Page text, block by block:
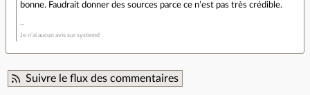
bonne. Faudrait donner des sources parce ce n’est pas très crédible.
Je n’ai aucun avis sur systemd
Suivre le flux des commentaires